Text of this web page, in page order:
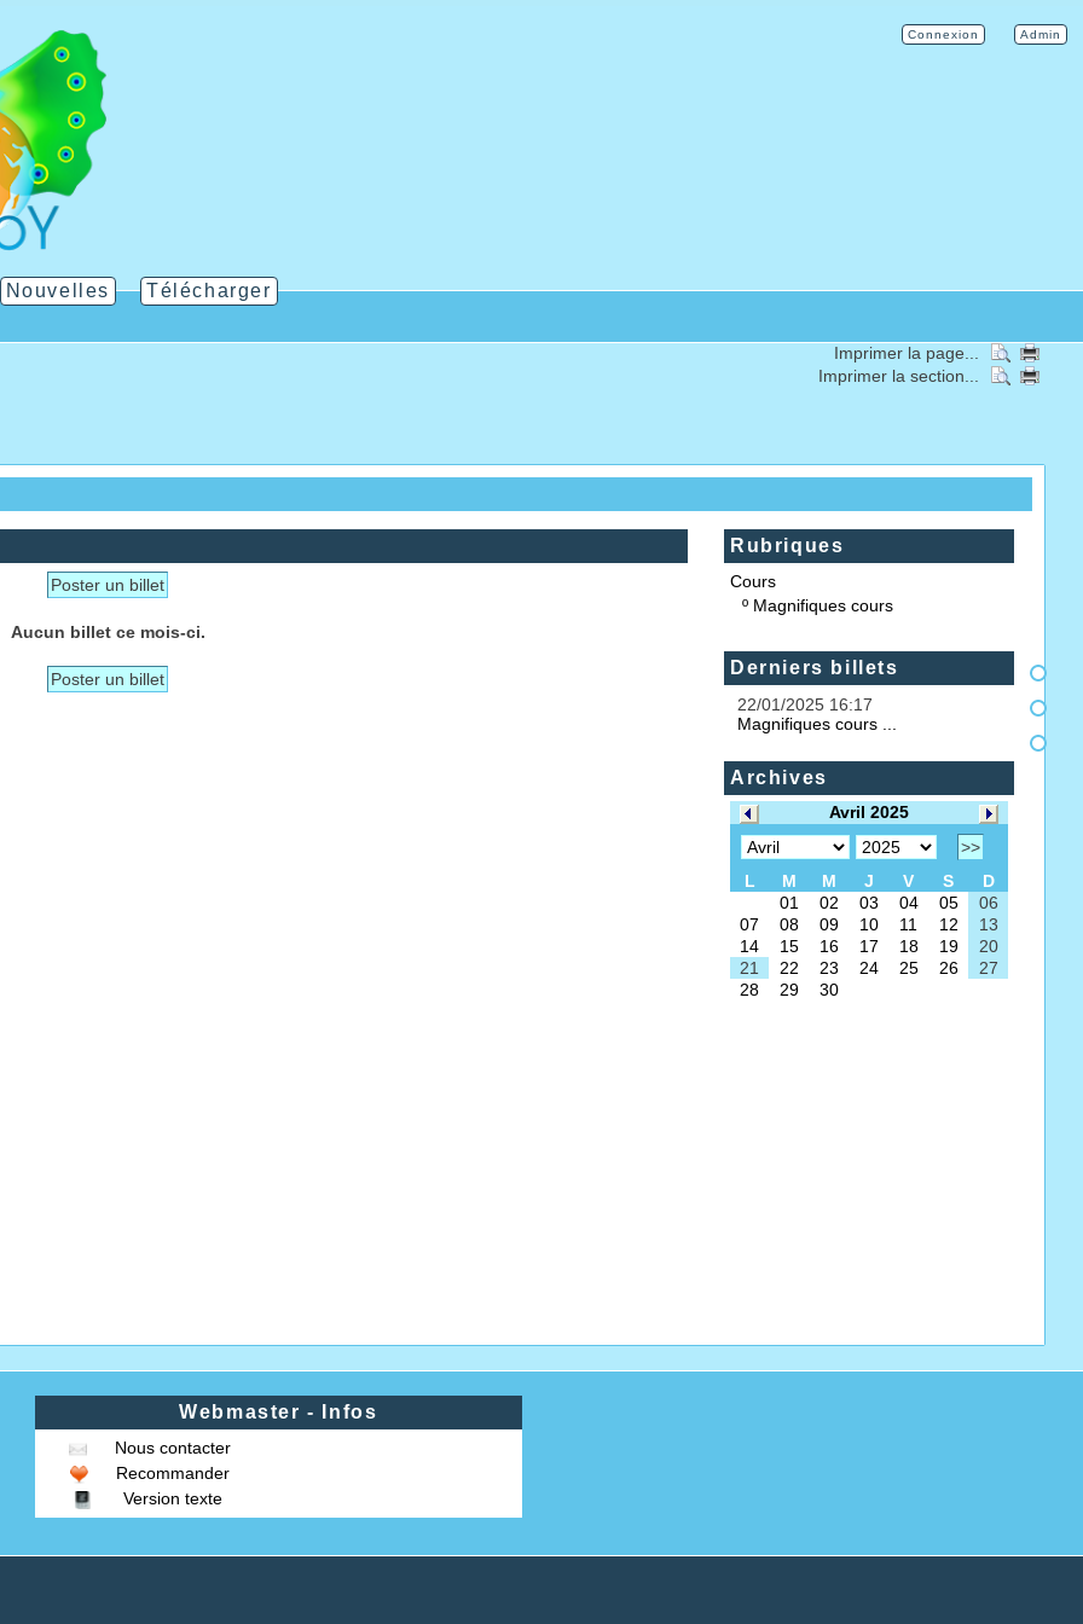
Admin
Connexion
Nouvelles Télécharger
Imprimer la page...
Imprimer la section...
Poster un billet
Aucun billet ce mois-ci.
Poster un billet
Rubriques
Cours
º Magnifiques cours
Derniers billets
22/01/2025 16:17
Magnifiques cours ...
Archives
Avril 2025
>>
L
M M J V S
D
01
02 03 04 05
06
07
08 09 10 11 12
13
14
15 16 17 18 19
20
21
22 23 24 25 26
27
28
29 30
Webmaster - Infos
Nous contacter
Recommander
Version texte